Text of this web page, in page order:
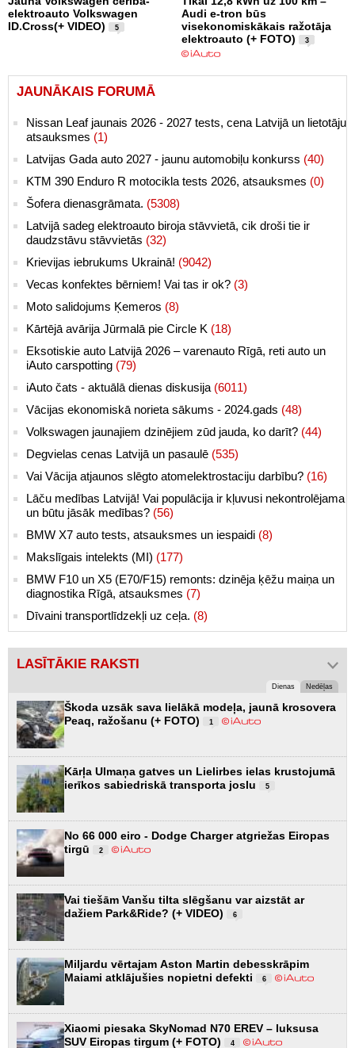
elektroauto Volkswagen
ID.Cross(+ VIDEO)
5
Audi e-tron būs
visekonomiskākais ražotāja
elektroauto (+ FOTO)
3
JAUNĀKAIS FORUMĀ
Nissan Leaf jaunais 2026 - 2027 tests, cena Latvijā un lietotāju
atsauksmes (1)
Latvijas Gada auto 2027 - jaunu automobiļu konkurss (40)
KTM 390 Enduro R motocikla tests 2026, atsauksmes (0)
Šofera dienasgrāmata. (5308)
Latvijā sadeg elektroauto biroja stāvvietā, cik droši tie ir
daudzstāvu stāvvietās (32)
Krievijas iebrukums Ukrainā! (9042)
Vecas konfektes bērniem! Vai tas ir ok? (3)
Moto salidojums Ķemeros (8)
Kārtējā avārija Jūrmalā pie Circle K (18)
Eksotiskie auto Latvijā 2026 – varenauto Rīgā, reti auto un
iAuto carspotting (79)
iAuto čats - aktuālā dienas diskusija (6011)
Vācijas ekonomiskā norieta sākums - 2024.gads (48)
Volkswagen jaunajiem dzinējiem zūd jauda, ko darīt? (44)
Degvielas cenas Latvijā un pasaulē (535)
Vai Vācija atjaunos slēgto atomelektrostaciju darbību? (16)
Lāču medības Latvijā! Vai populācija ir kļuvusi nekontrolējama
un būtu jāsāk medības? (56)
BMW X7 auto tests, atsauksmes un iespaidi (8)
Makslīgais intelekts (MI) (177)
BMW F10 un X5 (E70/F15) remonts: dzinēja ķēžu maiņa un
diagnostika Rīgā, atsauksmes (7)
Dīvaini transportlīdzekļi uz ceļa. (8)
LASĪTĀKIE RAKSTI
Dienas Nedēļas
Škoda uzsāk sava lielākā modeļa, jaunā krosovera
Peaq, ražošanu (+ FOTO)
1
Kārļa Ulmaņa gatves un Lielirbes ielas krustojumā
ierīkos sabiedriskā transporta joslu
5
No 66 000 eiro - Dodge Charger atgriežas Eiropas
tirgū
2
Vai tiešām Vanšu tilta slēgšanu var aizstāt ar
dažiem Park&Ride? (+ VIDEO)
6
Miljardu vērtajam Aston Martin debesskrāpim
Maiami atklājušies nopietni defekti
6
Xiaomi piesaka SkyNomad N70 EREV – luksusa
SUV Eiropas tirgum (+ FOTO)
4